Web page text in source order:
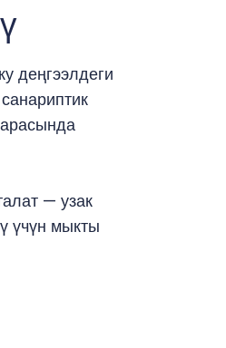
деңгээлдеги
— узак
үчүн мыкты